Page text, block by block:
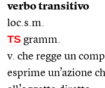
verbo transitivo
loc.s.m.
TS gramm.
v. che regge un
esprime un’azione